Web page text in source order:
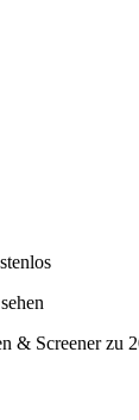
& Screener zu